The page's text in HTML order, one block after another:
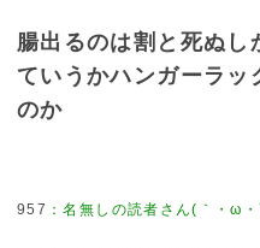
腸出るのは割と死ぬ
ていうかハンガーラッ
のか
957 ：名無しの読者さん(｀・ω・